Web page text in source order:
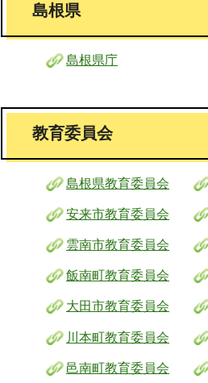
島根県
島根県庁
教育委員会
島根県教育委員会
安来市教育委員会
雲南市教育委員会
飯南町教育委員会
大田市教育委員会
川本町教育委員会
邑南町教育委員会